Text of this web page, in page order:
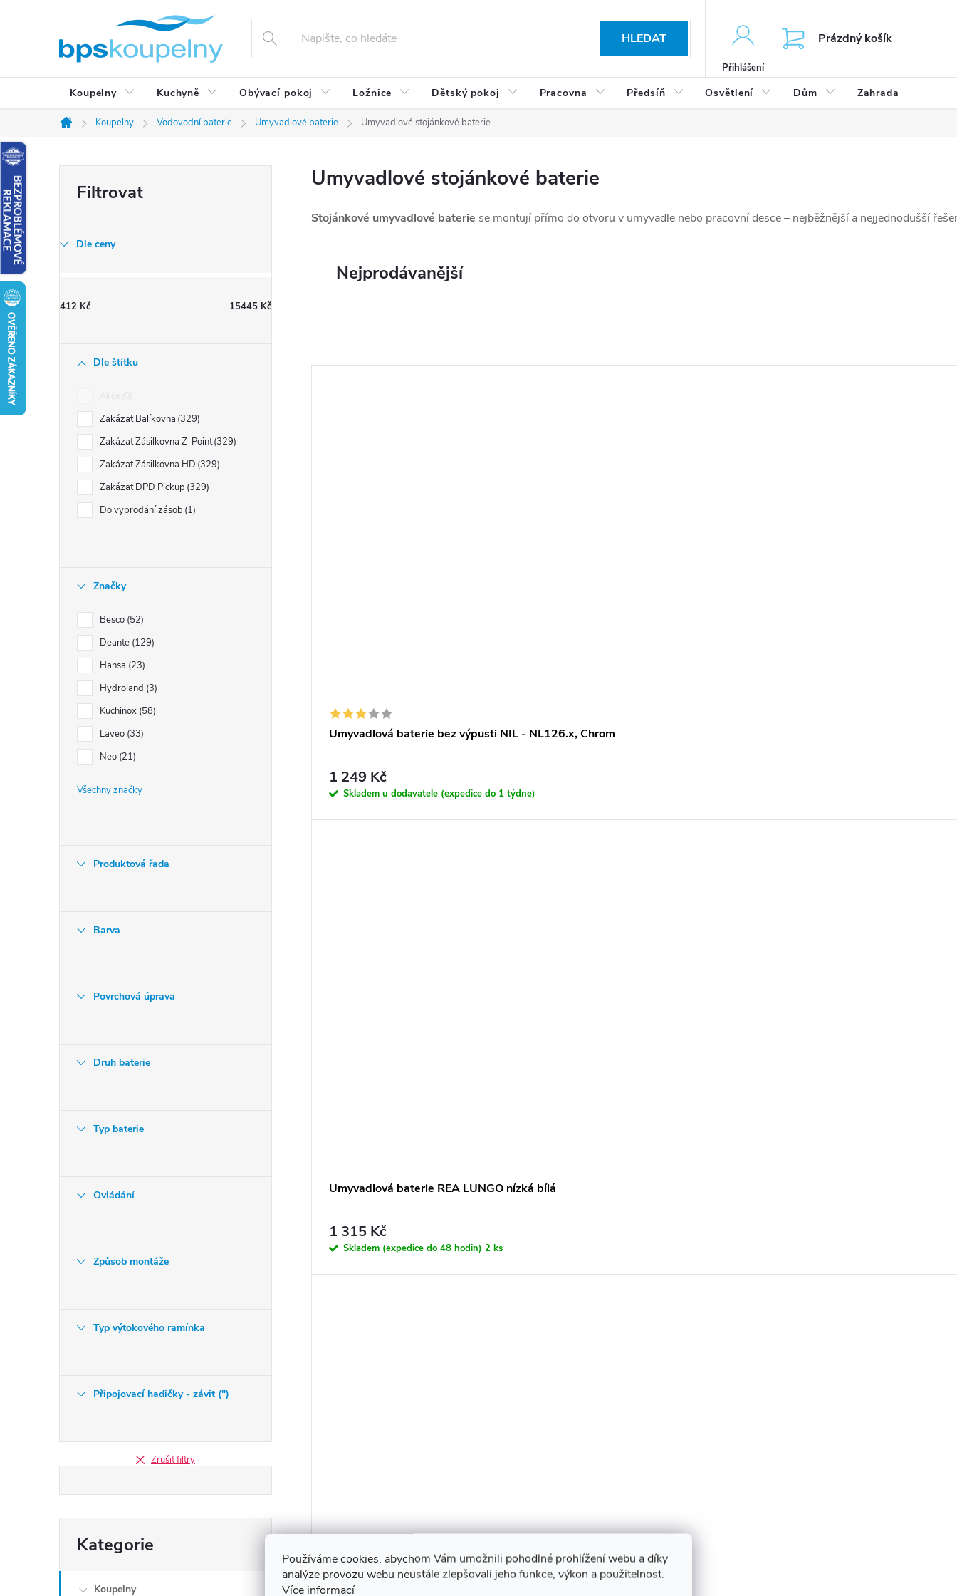
Používáme cookies, abychom Vám umožnili pohodlné prohlížení webu a díky
analýze provozu webu neustále zlepšovali jeho funkce, výkon a použitelnost.
Více informací
HLEDAT
Přihlášení
Prázdný košík
Koupelny Kuchyně Obývací pokoj Ložnice Dětský pokoj Pracovna Předsíň Osvětlení Dům Zahrada
Domů
Koupelny Vodovodní baterie Umyvadlové baterie Umyvadlové stojánkové baterie
t
n
Dle ceny
412 Kč 15445 Kč
Dle štítku
Zakázat Balíkovna 329
Zakázat Zásilkovna Z-Point 329
Zakázat Zásilkovna HD 329
Zakázat DPD Pickup 329
Do vyprodání zásob 1
Značky
Besco 52
Deante 129
Hansa 23
Hydroland 3
Kuchinox 58
Laveo 33
Neo 21
Všechny značky
Produktová řada
Barva
Povrchová úprava
Druh baterie
Typ baterie
Ovládání
Způsob montáže
Typ výtokového ramínka
Připojovací hadičky - závit (")
Zrušit filtry
kategorie
Kategorie
Koupelny
Umyvadlové stojánkové baterie
Stojánkové umyvadlové baterie se montují přímo do otvoru v umyvadle nebo pracovní desce – nejběžnější a nejjednodušší
Nejprodávanější
Umyvadlová baterie bez výpusti NIL - NL126.x, Chrom
1 249 Kč
Skladem u dodavatele (expedice do 1 týdne)
Umyvadlová baterie REA LUNGO nízká bílá
1 315 Kč
Skladem (expedice do 48 hodin) 2 ks